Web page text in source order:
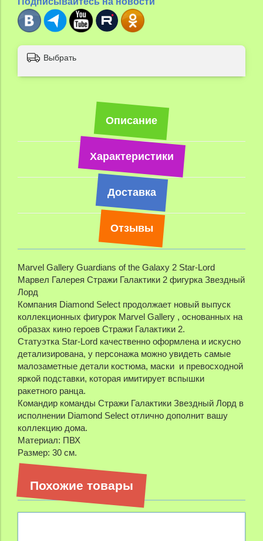
Выбрать
Описание
Характеристики
Доставка
Отзывы
Marvel Gallery Guardians of the Galaxy 2 Star-Lord
Марвел Галерея Стражи Галактики 2 фигурка Звездный
Лорд
Компания Diamond Select продолжает новый выпуск
коллекционных фигурок Marvel Gallery , основанных на
образах кино героев Стражи Галактики 2.
Статуэтка Star-Lord качественно оформлена и искусно
детализирована, у персонажа можно увидеть самые
малозаметные детали костюма, маски и превосходной
яркой подставки, которая имитирует вспышки
ракетного ранца.
Командир команды Стражи Галактики Звездный Лорд в
исполнении Diamond Select отлично дополнит вашу
коллекцию дома.
Материал: ПВХ
Размер: 30 см.
Похожие товары